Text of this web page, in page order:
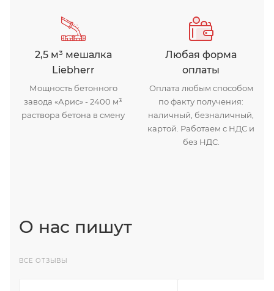
2,5 м³ мешалка
Liebherr
Мощность бетонного
завода «Арис» - 2400 м³
раствора бетона в смену
Любая форма
оплаты
Оплата любым способом
по факту получения:
наличный, безналичный,
картой. Работаем с НДС и
без НДС.
О нас пишут
ВСЕ ОТЗЫВЫ